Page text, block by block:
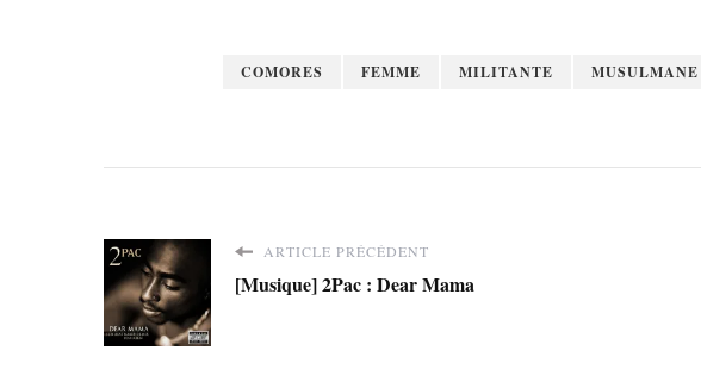
COMORES FEMME MILITANTE MUSULMANE
ARTICLE PRÉCÉDENT
[Musique] 2Pac : Dear Mama